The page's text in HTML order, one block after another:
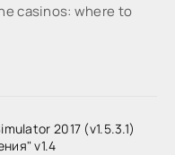
casinos: where to
2017 (v1.5.3.1)
v1.4